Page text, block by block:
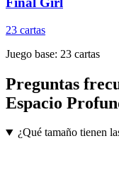
23 cartas
Juego base: 23 cartas
Preguntas
Espacio
¿Qué tamaño tienen